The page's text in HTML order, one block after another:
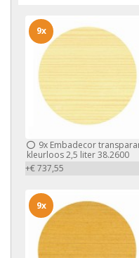
9x Embadecor
kleurloos 2,5 liter 38.2600
+€ 737,55
9x
9x